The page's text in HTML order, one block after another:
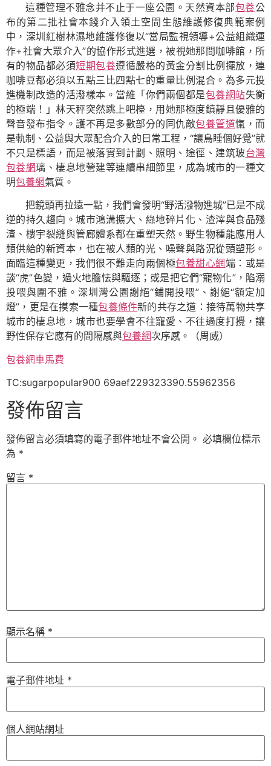
這種管理不雅念并不止于一座公園。天然資本部包養公
布的第二批社會本錢介入領土空間生態維護修復典範案例
中，深圳紅樹林濕地維護修復以“當局監視領導+公益組織運
作+社會大眾介入”的協作形式進選，被視她那間咖啡館，所
有的物品都必須短期包養遵循嚴格的黃金分割比例擺放，連
咖啡豆都必須以五點三比四點七的重量比例混合。為多元投
進機制改造的活潑樣本。當維「你們兩個都是包養網站失衡
的極端！」林天秤突然跳上吧檯，用她那極度鎮靜且優雅的
聲音發布指令。護不再是多數部分的同仇敵包養管道愾，而
是軌制、公益與大眾配合介入的日常工程，“讓鳥睡個好覺”就
不只是標語，而是被落實到計劃、照明、途徑、建筑玻台灣
包養網璃、棲息地營建等連續串細節里，成為城市的一種文
明包養網氣質。
把鏡頭再拉遠一點，我們會發明“野活潑物進城”已是不成
逆的持久趨向。城市鴻溝擴大、綠地碎片化、渣滓與食品殘
渣、樓宇裂縫與管廊體系都在重塑天然。野生物種能應用人
類供給的新資本，也在被人類的光、噪聲與路況從頭塑形。
面臨這種變更，我們很不難走向兩個極包養甜心網端：或是
談“虎”色變，過火地膽怯與驅逐；或是把它們“寵物化”，陷溺
投喂與圍不雅。深圳灣公園謝絕“鋪開投喂”、謝絕“額定加
燈”，更是在摸索一種包養條件新的共存之道：接待萬物共享
城市的棲息地，城市也要學會不往寵愛、不往過度打攪，讓
野性保存它應有的間隔感與包養網次序感。（周威）
包養網車馬費
TC:sugarpopular900 69aef229323390.55962356
發佈留言
發佈留言必須填寫的電子郵件地址不會公開。 必填欄位標示
為 *
留言 *
顯示名稱 *
電子郵件地址 *
個人網站網址